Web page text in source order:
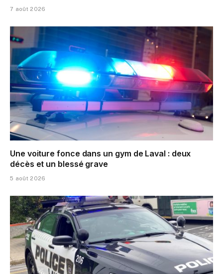
7 août 2026
Une voiture fonce dans un gym de Laval : deux
décès et un blessé grave
5 août 2026